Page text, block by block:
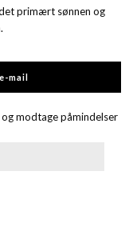
primært sønnen og
mail
modtage påmindelser